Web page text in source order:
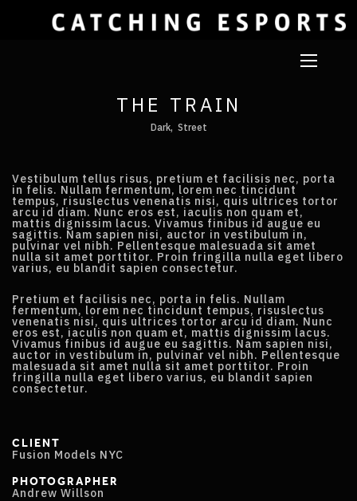
THE TRAIN
Dark Street
Vestibulum tellus risus, pretium et facilisis nec, porta
in felis. Nullam fermentum, lorem nec tincidunt
tempus, risuslectus venenatis nisi, quis ultrices tortor
arcu id diam. Nunc eros est, iaculis non quam et,
mattis dignissim lacus. Vivamus finibus id augue eu
sagittis. Nam sapien nisi, auctor in vestibulum in,
pulvinar vel nibh. Pellentesque malesuada sit amet
nulla sit amet porttitor. Proin fringilla nulla eget libero
varius, eu blandit sapien consectetur.
Pretium et facilisis nec, porta in felis. Nullam
fermentum, lorem nec tincidunt tempus, risuslectus
venenatis nisi, quis ultrices tortor arcu id diam. Nunc
eros est, iaculis non quam et, mattis dignissim lacus.
Vivamus finibus id augue eu sagittis. Nam sapien nisi,
auctor in vestibulum in, pulvinar vel nibh. Pellentesque
malesuada sit amet nulla sit amet porttitor. Proin
fringilla nulla eget libero varius, eu blandit sapien
consectetur.
CLIENT
Fusion Models NYC
PHOTOGRAPHER
Andrew Willson